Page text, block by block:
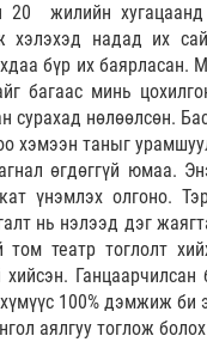
20 жилийн
хэлэхэд надад их
бүр их
багаас минь
сурахад нөлөөлсөн.
хэмээн таныг
өгдөггүй юмаа.
үнэмлэх олгоно.
нь нэлээд дэг
том театр тоглолт
хийсэн.
100% дэмжиж
аялгуу тоглож